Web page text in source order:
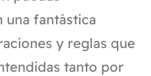
una fantástica
y reglas que
tanto por